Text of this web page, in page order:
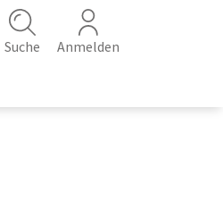
Suche Anmelden